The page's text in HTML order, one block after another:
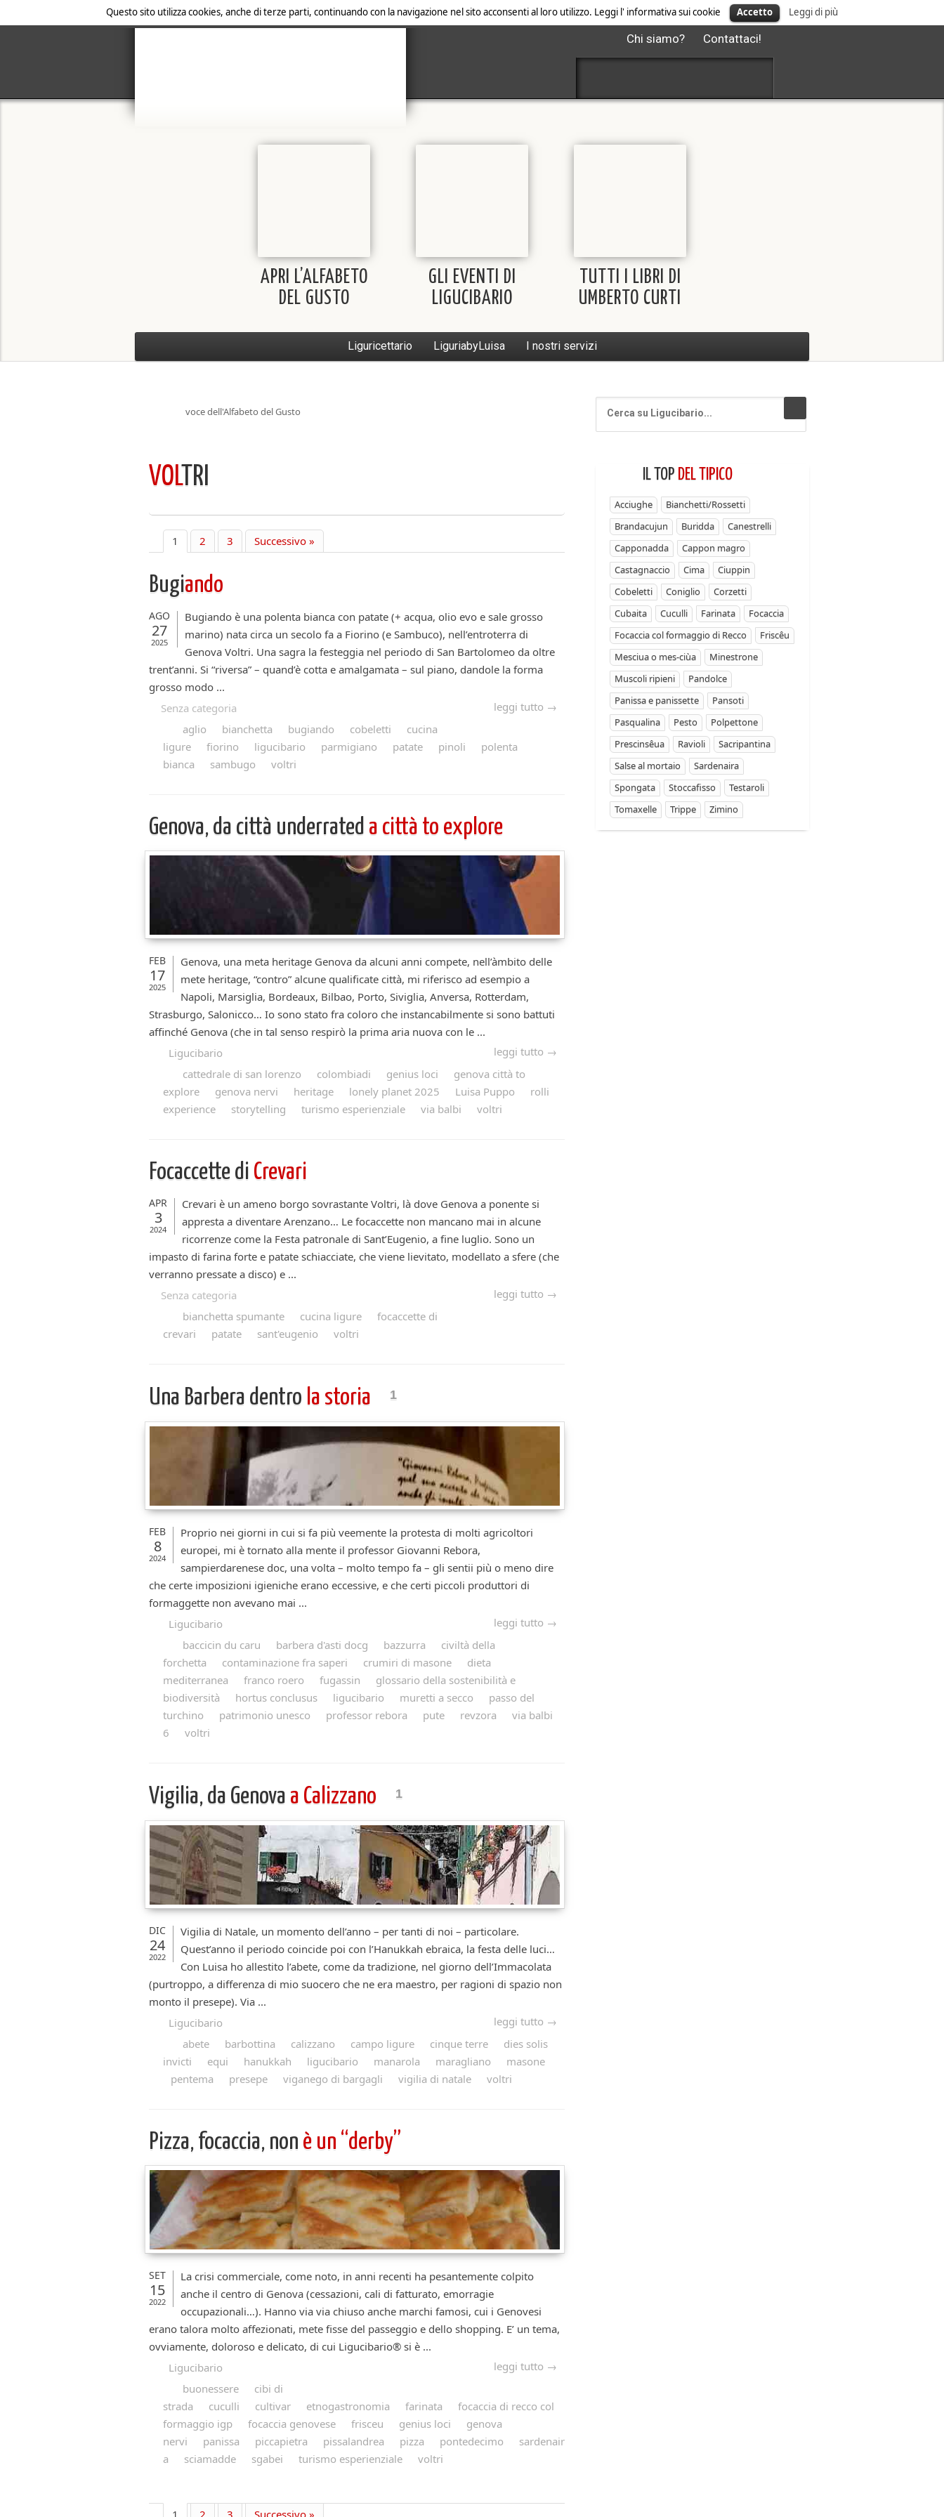
Questo sito utilizza cookies, anche di terze parti, continuando con la navigazione nel sito acconsenti al loro utilizzo. Leggi l' informativa sui cookie Accetto Leggi di più
Chi siamo? Contattaci!
APRI L’ALFABETO
DEL GUSTO
GLI EVENTI DI
LIGUCIBARIO
TUTTI I LIBRI DI
UMBERTO CURTI
Liguricettario LiguriabyLuisa I nostri servizi
voce dell'Alfabeto del Gusto
VOLTRI
1 2 3 Successivo »
Bugiando
AGO
27
2025
Bugiando è una polenta bianca con patate (+ acqua, olio evo e sale grosso
marino) nata circa un secolo fa a Fiorino (e Sambuco), nell’entroterra di
Genova Voltri. Una sagra la festeggia nel periodo di San Bartolomeo da oltre
trent’anni. Si “riversa” – quand’è cotta e amalgamata – sul piano, dandole la forma
grosso modo ...
leggi tutto →
Senza categoria
aglio
bianchetta bugiando cobeletti
cucina
ligure
fiorino ligucibario parmigiano patate pinoli
polenta
bianca
sambugo voltri
Genova, da città underrated a città to explore
FEB
17
2025
Genova, una meta heritage Genova da alcuni anni compete, nell’àmbito delle
mete heritage, “contro” alcune qualificate città, mi riferisco ad esempio a
Napoli, Marsiglia, Bordeaux, Bilbao, Porto, Siviglia, Anversa, Rotterdam,
Strasburgo, Salonicco… Io sono stato fra coloro che instancabilmente si sono battuti
affinché Genova (che in tal senso respirò la prima aria nuova con le ...
leggi tutto →
Ligucibario
cattedrale di san lorenzo
colombiadi genius loci
genova città to
explore
genova nervi heritage lonely planet 2025 Luisa Puppo
rolli
experience
storytelling turismo esperienziale via balbi voltri
Focaccette di Crevari
APR
3
2024
Crevari è un ameno borgo sovrastante Voltri, là dove Genova a ponente si
appresta a diventare Arenzano… Le focaccette non mancano mai in alcune
ricorrenze come la Festa patronale di Sant’Eugenio, a fine luglio. Sono un
impasto di farina forte e patate schiacciate, che viene lievitato, modellato a sfere (che
verranno pressate a disco) e ...
leggi tutto →
Senza categoria
bianchetta spumante
cucina ligure
focaccette di
crevari
patate sant'eugenio voltri
Una Barbera dentro la storia 1
FEB
8
2024
Proprio nei giorni in cui si fa più veemente la protesta di molti agricoltori
europei, mi è tornato alla mente il professor Giovanni Rebora,
sampierdarenese doc, una volta – molto tempo fa – gli sentii più o meno dire
che certe imposizioni igieniche erano eccessive, e che certi piccoli produttori di
formaggette non avevano mai ...
leggi tutto →
Ligucibario
baccicin du caru
barbera d'asti docg bazzurra
civiltà della
forchetta
contaminazione fra saperi crumiri di masone
dieta
mediterranea
franco roero fugassin
glossario della sostenibilità e
biodiversità
hortus conclusus ligucibario muretti a secco
passo del
turchino
patrimonio unesco professor rebora pute revzora
via balbi
6
voltri
Vigilia, da Genova a Calizzano 1
DIC
24
2022
Vigilia di Natale, un momento dell’anno – per tanti di noi – particolare.
Quest’anno il periodo coincide poi con l’Hanukkah ebraica, la festa delle luci…
Con Luisa ho allestito l’abete, come da tradizione, nel giorno dell’Immacolata
(purtroppo, a differenza di mio suocero che ne era maestro, per ragioni di spazio non
monto il presepe). Via ...
leggi tutto →
Ligucibario
abete
barbottina calizzano campo ligure cinque terre
dies solis
invicti
equi hanukkah ligucibario manarola maragliano
masone
pentema
presepe viganego di bargagli vigilia di natale voltri
Pizza, focaccia, non è un “derby”
SET
15
2022
La crisi commerciale, come noto, in anni recenti ha pesantemente colpito
anche il centro di Genova (cessazioni, cali di fatturato, emorragie
occupazionali…). Hanno via via chiuso anche marchi famosi, cui i Genovesi
erano talora molto affezionati, mete fisse del passeggio e dello shopping. E’ un tema,
ovviamente, doloroso e delicato, di cui Ligucibario® si è ...
leggi tutto →
Ligucibario
buonessere
cibi di
strada
cuculli cultivar etnogastronomia farinata
focaccia di recco col
formaggio igp
focaccia genovese frisceu genius loci
genova
nervi
panissa piccapietra pissalandrea pizza pontedecimo
sardenair
a
sciamadde sgabei turismo esperienziale voltri
IL TOP DEL TIPICO
Acciughe
Bianchetti/Rossetti
Brandacujun
Buridda
Canestrelli
Capponadda
Cappon magro
Castagnaccio
Cima
Ciuppin
Cobeletti
Coniglio
Corzetti
Cubaita
Cuculli Farinata
Focaccia
Focaccia col formaggio di Recco
Friscêu
Mesciua o mes-ciùa
Minestrone
Muscoli ripieni
Pandolce
Panissa e panissette
Pansoti
Pasqualina
Pesto
Polpettone
Prescinsêua
Ravioli
Sacripantina
Salse al mortaio
Sardenaira
Spongata
Stoccafisso
Testaroli
Tomaxelle
Trippe Zimino